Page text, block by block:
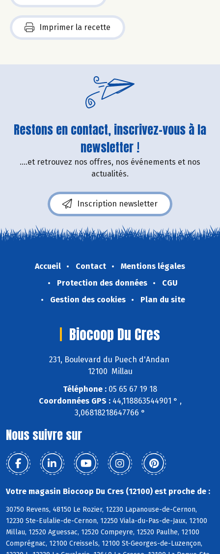
Imprimer la recette
Restons en contact, inscrivez-vous à la
newsletter !
....et retrouvez nos offres, nos événements et nos
actualités.
Inscription newsletter
Accueil Contact
Mentions légales
Protection des données
CGU
Gestion des cookies
Plan du site
Biocoop Du Cres
231, Boulevard du Puech d'Andan
12100 Millau
Téléphone : 05 65 67 19 18
Coordonnées GPS :44,118863544901 ° ,
3,06818218647766 °
Nous suivre sur
Votre magasin Biocoop Du Cres (12100) est proche de :
30750 Revens, 48150 Le Rozier, 12230 Lapanouse-de-Cernon,
12230 Ste-Eulalie-de-Cernon, 12250 Viala-du-Pas-de-Jaux, 12100
Millau, 12520 Aguessac, 12520 Compeyre, 12520 Paulhe, 12100
Comprégnac, 12100 Creissels, 12100 St-Georges-de-Luzençon,